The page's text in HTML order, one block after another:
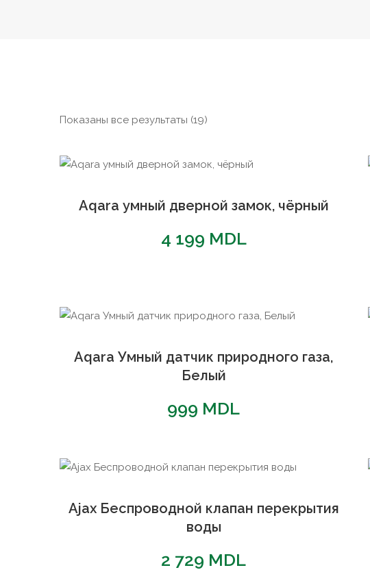
Показаны все результаты (19)
Aqara умный дверной замок, чёрный
4 199 MDL
Aqara Умный датчик природного газа,
Белый
999 MDL
Ajax Беспроводной клапан перекрытия
воды
2 729 MDL